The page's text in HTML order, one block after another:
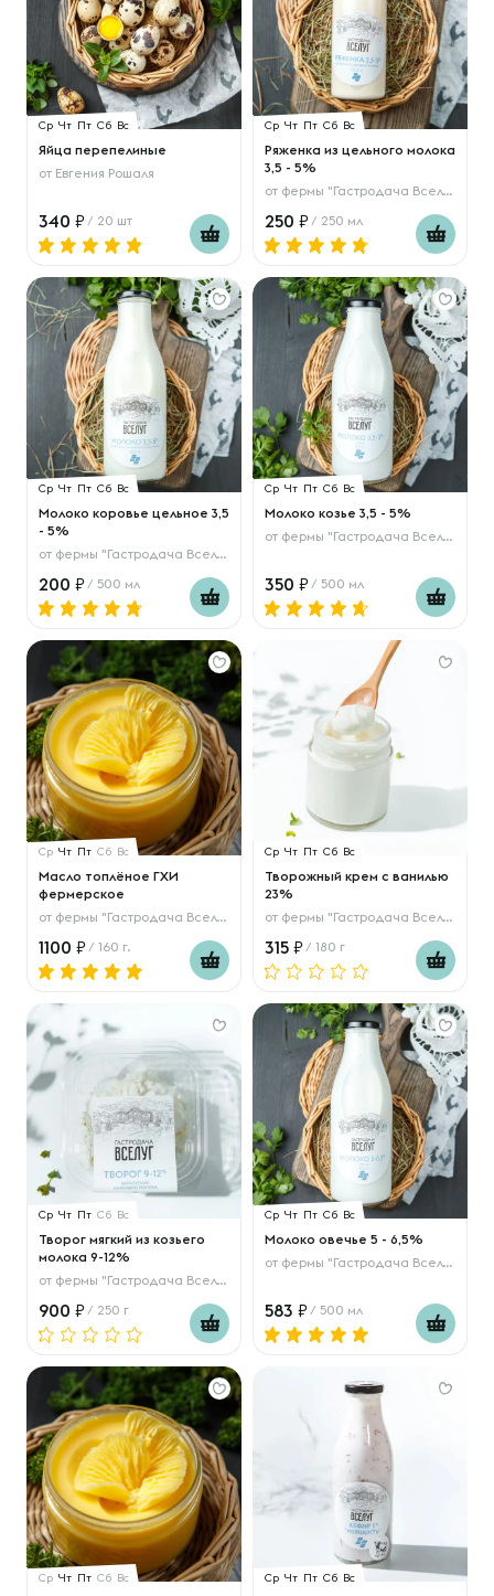
Ср Чт Пт Сб Вс
Яйца перепелиные
от Евгения Рошаля
340 / 20 шт
Ср Чт Пт Сб Вс
Ряженка из цельного молока
3,5 - 5%
от фермы "Гастродача Вселуг"
250 / 250 мл
Ср Чт Пт Сб Вс
Молоко коровье цельное 3,5
- 5%
от фермы "Гастродача Вселуг"
200 / 500 мл
Ср Чт Пт Сб Вс
Молоко козье 3,5 - 5%
от фермы "Гастродача Вселуг"
350 / 500 мл
Ср Чт Пт Сб Вс
Масло топлёное ГХИ
фермерское
от фермы "Гастродача Вселуг"
1100 / 160 г.
Ср Чт Пт Сб Вс
Творожный крем с ванилью
23%
от фермы "Гастродача Вселуг"
315 / 180 г
Ср Чт Пт Сб Вс
Творог мягкий из козьего
молока 9-12%
от фермы "Гастродача Вселуг"
900 / 250 г
Ср Чт Пт Сб Вс
Молоко овечье 5 - 6,5%
от фермы "Гастродача Вселуг"
583 / 500 мл
Ср Чт Пт Сб Вс Ср Чт Пт Сб Вс